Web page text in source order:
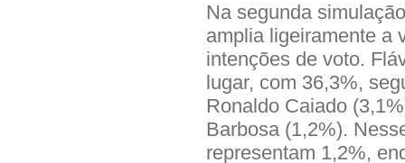
Na segunda
amplia ligeiramente a
intenções de voto.
lugar, com 36,3%,
Ronaldo Caiado
Barbosa (1,2%).
representam 1,2%,